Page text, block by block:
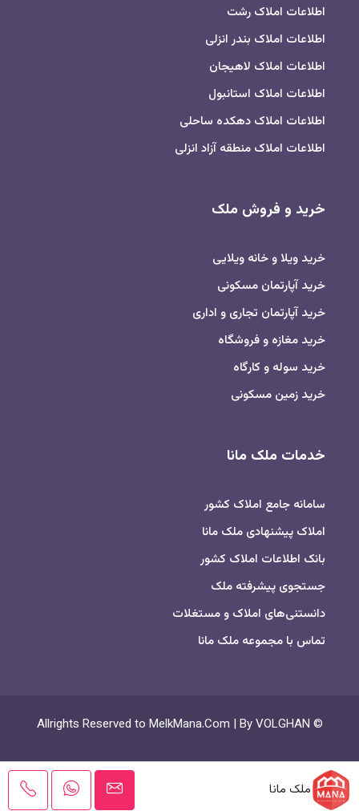
ملک مانا
اطلاعات املاک رشت
اطلاعات املاک بندر انزلی
اطلاعات املاک لاهیجان
اطلاعات املاک استانبول
اطلاعات املاک دهکده ساحلی
اطلاعات املاک منطقه آزاد انزلی
خرید و فروش ملک
خرید ویلا و خانه ویلایی
خرید آپارتمان مسکونی
خرید آپارتمان تجاری و اداری
خرید مغازه و فروشگاه
خرید سوله و کارگاه
خرید زمین مسکونی
خدمات ملک مانا
سامانه جامع املاک کشور
املاک پیشنهادی ملک مانا
بانک اطلاعات املاک کشور
جستجوی پیشرفته ملک
دانستنی‌های املاک و مستغلات
تماس با مجموعه ملک مانا
© Allrights Reserved to MelkMana.Com | By VOLGHAN